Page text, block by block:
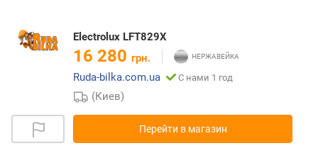
Electrolux LFT829X
16 280 грн.
Ruda-bilka.com.ua
С нами 1 год
(Киев)
Перейти в магазин